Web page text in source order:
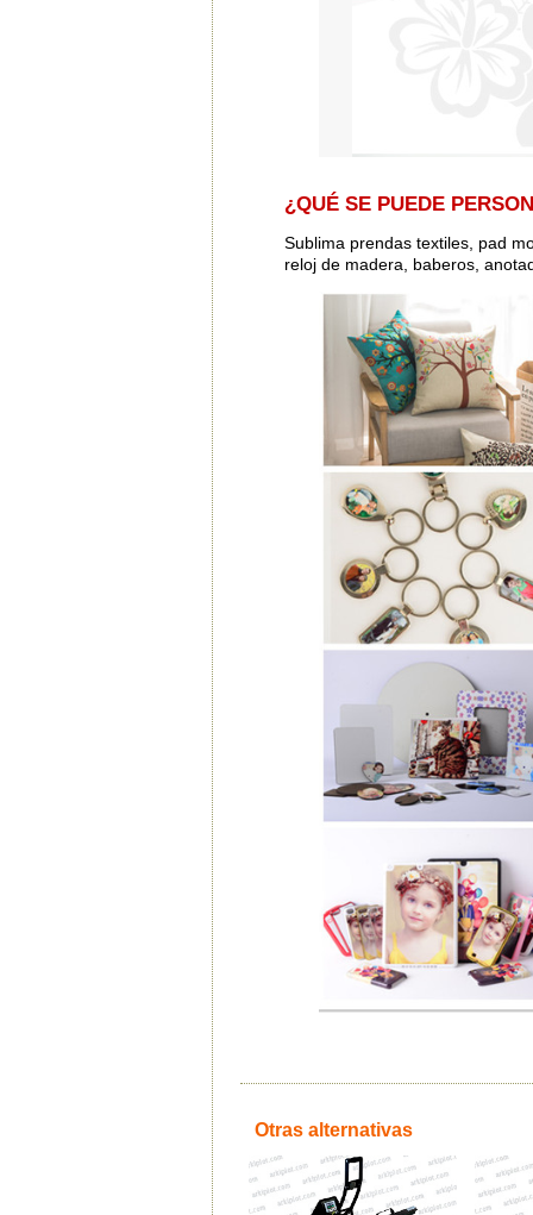
¿QUÉ SE PUEDE
Sublima prendas textiles, pad
reloj de madera, baberos,
Otras alternativas